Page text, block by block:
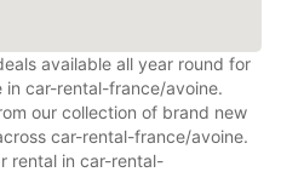
available all year round for
in car-rental-france/avoine.
our collection of brand new
car-rental-france/avoine.
rental in car-rental-